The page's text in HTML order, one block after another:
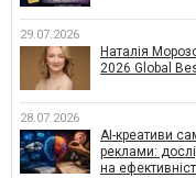
29.07.2026
Наталія
2026 Global
28.07.2026
AI-креативи
реклами:
на